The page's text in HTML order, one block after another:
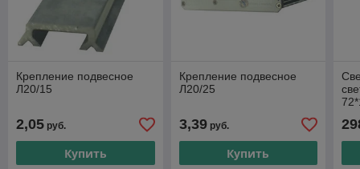
Крепление подвесное
Л20/15
2,05 руб.
Купить
Крепление подвесное
Л20/25
3,39руб.
Купить